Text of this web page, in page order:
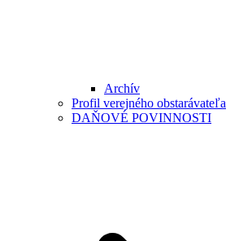
Archív
Profil verejného obstarávateľa
DAŇOVÉ POVINNOSTI